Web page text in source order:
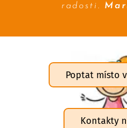
radosti.
Poptat místo
Kontakty